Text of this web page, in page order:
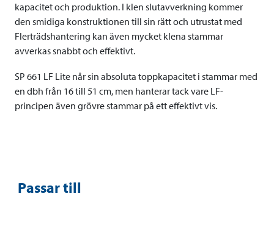
kapacitet och produktion. I klen slutavverkning kommer
den smidiga konstruktionen till sin rätt och utrustat med
Flerträdshantering kan även mycket klena stammar
avverkas snabbt och effektivt.
SP 661 LF Lite når sin absoluta toppkapacitet i stammar med
en dbh från 16 till 51 cm, men hanterar tack vare LF-
principen även grövre stammar på ett effektivt vis.
Passar till